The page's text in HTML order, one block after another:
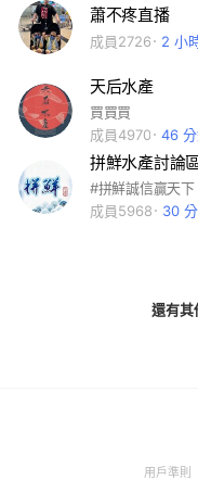
蕭不疼直播
成員2726 2 小
天后水產
買買買
成員4970
46
拼鮮水產討論
#拼鮮誠信贏天下
成員5968
30
還有其
用戶準則